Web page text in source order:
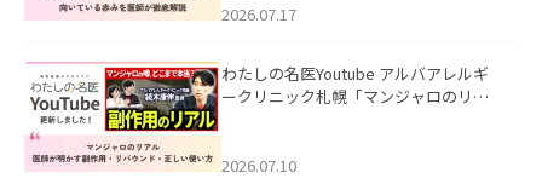
した。
2026.07.17
わたしの名医Youtube アルバアレルギ
ークリニック札幌「マンジャロのリア
た。
2026.07.10